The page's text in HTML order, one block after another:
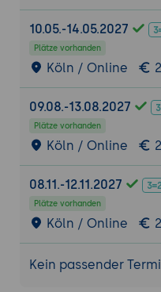
10.05.-14.05.2027
Plätze vorhanden
Köln / Online
09.08.-13.08.2027
Plätze vorhanden
Köln / Online
08.11.-12.11.2027
Plätze vorhanden
Köln / Online
Kein passender